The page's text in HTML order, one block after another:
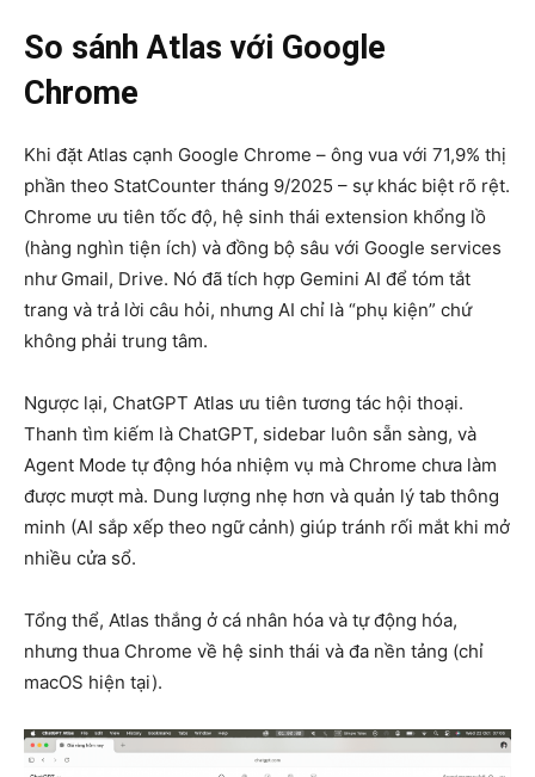
So sánh Atlas với Google
Chrome
Khi đặt Atlas cạnh Google Chrome – ông vua với 71,9% thị
phần theo StatCounter tháng 9/2025 – sự khác biệt rõ rệt.
Chrome ưu tiên tốc độ, hệ sinh thái extension khổng lồ
(hàng nghìn tiện ích) và đồng bộ sâu với Google services
như Gmail, Drive. Nó đã tích hợp Gemini AI để tóm tắt
trang và trả lời câu hỏi, nhưng AI chỉ là “phụ kiện” chứ
không phải trung tâm.
Ngược lại, ChatGPT Atlas ưu tiên tương tác hội thoại.
Thanh tìm kiếm là ChatGPT, sidebar luôn sẵn sàng, và
Agent Mode tự động hóa nhiệm vụ mà Chrome chưa làm
được mượt mà. Dung lượng nhẹ hơn và quản lý tab thông
minh (AI sắp xếp theo ngữ cảnh) giúp tránh rối mắt khi mở
nhiều cửa sổ.
Tổng thể, Atlas thắng ở cá nhân hóa và tự động hóa,
nhưng thua Chrome về hệ sinh thái và đa nền tảng (chỉ
macOS hiện tại).